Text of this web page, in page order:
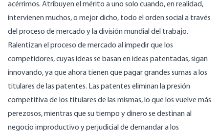
acérrimos. Atribuyen el mérito a uno solo cuando, en realidad,
intervienen muchos, o mejor dicho, todo el orden social a través
del proceso de mercado y la división mundial del trabajo.
Ralentizan el proceso de mercado al impedir que los
competidores, cuyas ideas se basan en ideas patentadas, sigan
innovando, ya que ahora tienen que pagar grandes sumas a los
titulares de las patentes. Las patentes eliminan la presión
competitiva de los titulares de las mismas, lo que los vuelve más
perezosos, mientras que su tiempo y dinero se destinan al
negocio improductivo y perjudicial de demandar a los